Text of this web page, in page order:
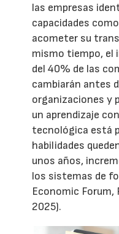
las empresas
capacidades
acometer su
mismo tiempo, el
del 40% de las
cambiarán antes
organizaciones y
un aprendizaje
tecnológica está
habilidades
unos años,
los sistemas de
Economic Forum,
2025).